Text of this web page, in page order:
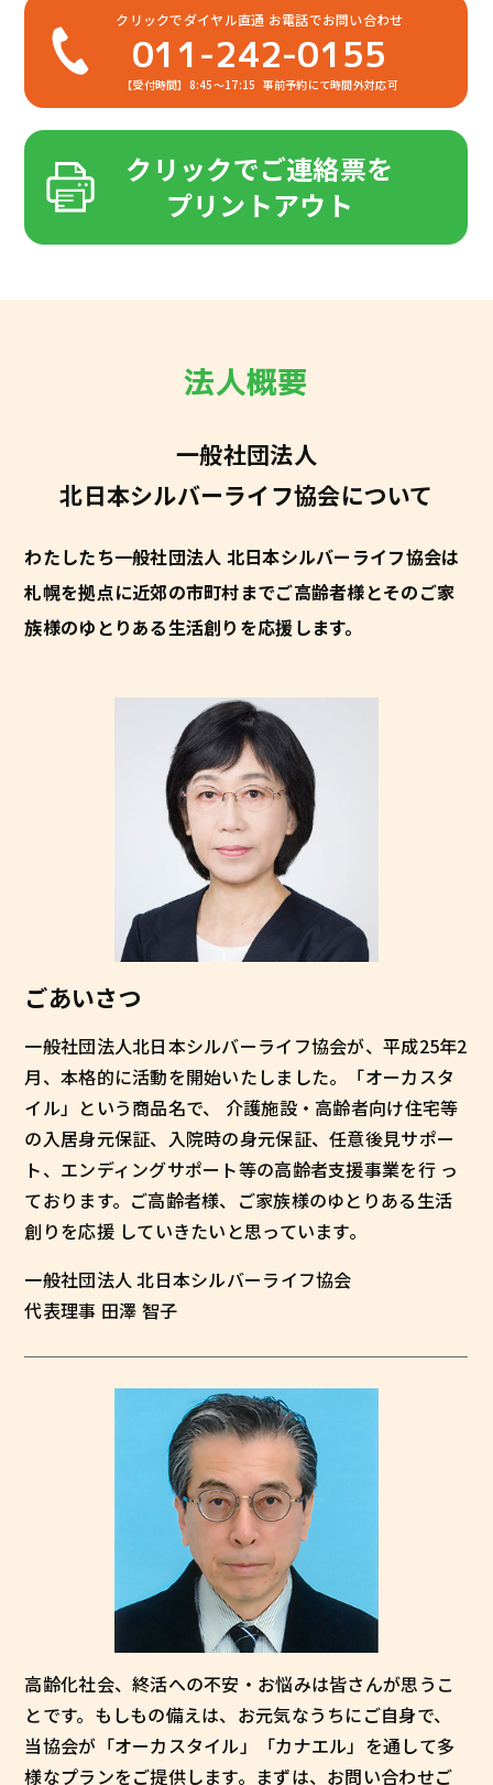
クリックでダイヤル直通 お電話でお問い合わせ
011-242-0155
【受付時間】8:45～17:15 事前予約にて時間外対応可
クリックでご連絡票を
プリントアウト
法人概要
一般社団法人
北日本シルバーライフ協会について
わたしたち一般社団法人 北日本シルバーライフ協会は
札幌を拠点に近郊の市町村までご高齢者様とそのご家
族様のゆとりある生活創りを応援します。
ごあいさつ
一般社団法人北日本シルバーライフ協会が、平成25年2
月、本格的に活動を開始いたしました。「オーカスタ
イル」という商品名で、 介護施設・高齢者向け住宅等
の入居身元保証、入院時の身元保証、任意後見サポー
ト、エンディングサポート等の高齢者支援事業を行 っ
ております。ご高齢者様、ご家族様のゆとりある生活
創りを応援 していきたいと思っています。
一般社団法人 北日本シルバーライフ協会
代表理事 田澤 智子
高齢化社会、終活への不安・お悩みは皆さんが思うこ
とです。もしもの備えは、お元気なうちにご自身で、
当協会が「オーカスタイル」「カナエル」を通して多
様なプランをご提供します。まずは、お問い合わせご